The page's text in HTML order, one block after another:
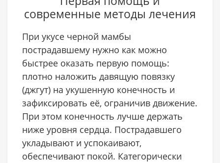
современные методы лечения
При укусе черной мамбы
пострадавшему нужно как можно
быстрее оказать первую помощь:
плотно наложить давящую повязку
(джгут) на укушенную конечность и
зафиксировать её, ограничив движение.
При этом конечность лучше держать
ниже уровня сердца. Пострадавшего
укладывают и успокаивают,
обеспечивают покой. Категорически